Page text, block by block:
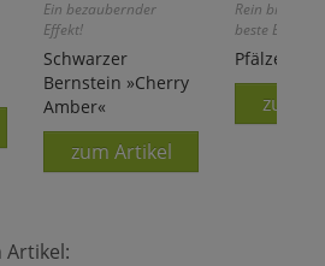
Ein bezaubernder
Effekt!
Schwarzer
Bernstein »Cherry
Amber«
zum Artikel
Rein
beste Blüh-
Pfälzer
zum
Artikel: